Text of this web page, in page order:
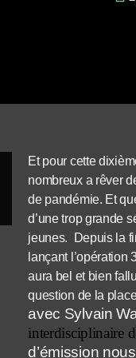
Et pour cette
nombreux a rêver
de pandémie. Et
d’une trop grande
jeunes. Depuis la
lançant l’opération
aura bel et bien
question de la
avec Sylvain
interdisciplinaire
d’émission